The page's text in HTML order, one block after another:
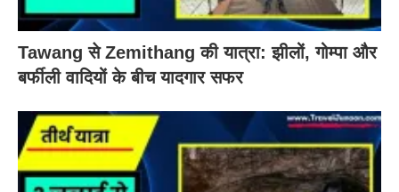
Tawang से Zemithang की यात्रा: झीलों, गोम्पा और
बर्फीली वादियों के बीच यादगार सफर